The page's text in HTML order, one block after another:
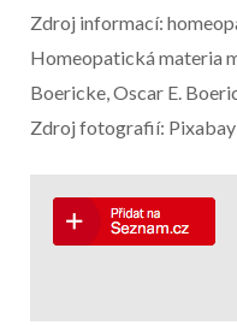
Zdroj informací:
Homeopatická materia
Boericke, Oscar E.
Zdroj fotografií: Pixabay